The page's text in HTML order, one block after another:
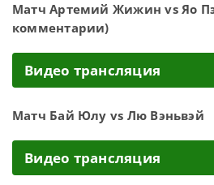
Матч Артемий Жижин vs Яо
комментарии)
Видео трансляция
Матч Бай Юлу vs Лю Вэньвэй
Видео трансляция